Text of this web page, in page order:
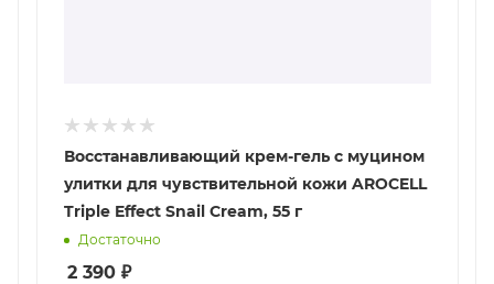
Восстанавливающий крем-гель с муцином
улитки для чувствительной кожи AROCELL
Triple Effect Snail Cream, 55 г
Достаточно
2 390 ₽